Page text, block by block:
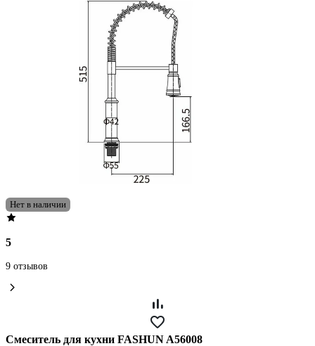
Нет в наличии
5
9 отзывов
Смеситель для кухни FASHUN A56008